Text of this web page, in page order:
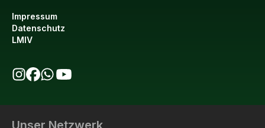
Impressum
Datenschutz
LMIV
Unser Netzwerk